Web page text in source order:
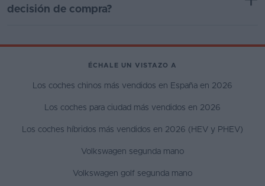
decisión de compra?
ÉCHALE UN VISTAZO A
Los coches chinos más vendidos en España en 2026
Los coches para ciudad más vendidos en 2026
Los coches híbridos más vendidos en 2026 (HEV y PHEV)
Volkswagen segunda mano
Volkswagen golf segunda mano